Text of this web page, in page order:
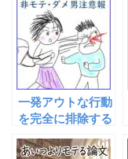
応について
一発アウトな行動
を完全に排除する